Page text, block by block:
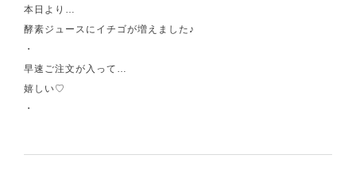
本日より…
酵素ジュースにイチゴが増えました♪
・
早速ご注文が入って…
嬉しい♡
・